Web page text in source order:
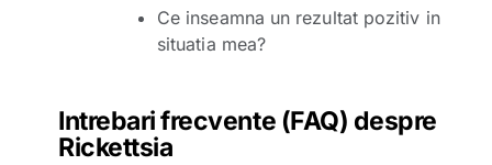
Ce inseamna un rezultat pozitiv in
situatia mea?
Intrebari frecvente (FAQ) despre
Rickettsia